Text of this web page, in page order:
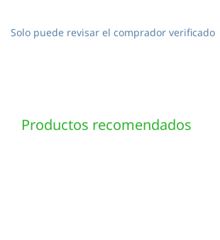
Solo puede revisar el comprador verificado
Productos recomendados